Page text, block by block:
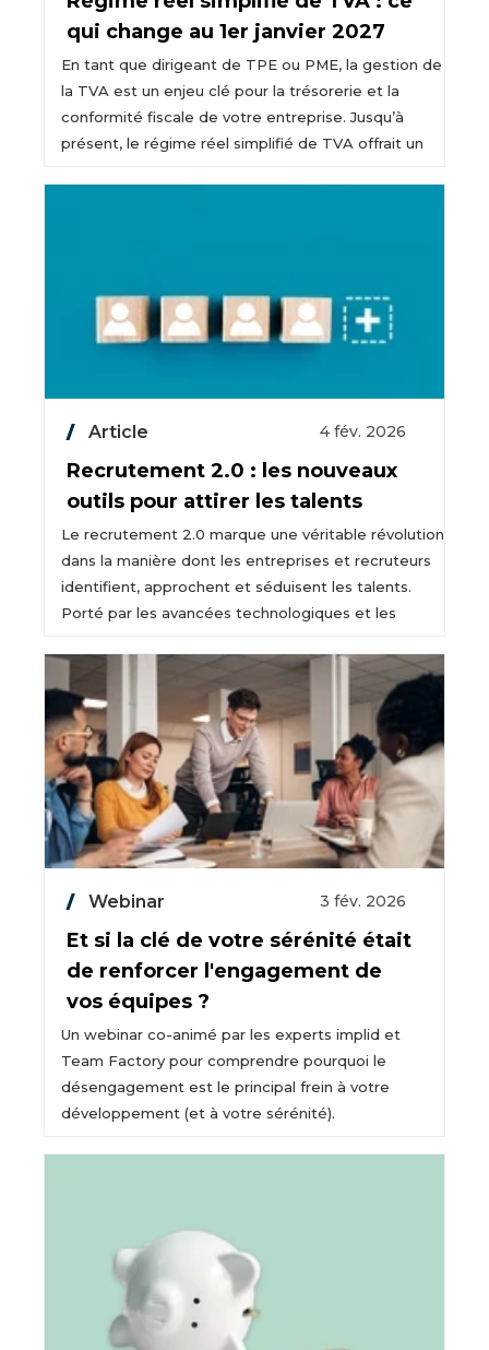
qui change au 1er janvier 2027
En tant que dirigeant de TPE ou PME, la gestion de
la TVA est un enjeu clé pour la trésorerie et la
conformité fiscale de votre entreprise. Jusqu’à
présent, le régime réel simplifié de TVA offrait un
Article 4 fév. 2026
Recrutement 2.0 : les nouveaux
outils pour attirer les talents
Le recrutement 2.0 marque une véritable révolution
dans la manière dont les entreprises et recruteurs
identifient, approchent et séduisent les talents.
Porté par les avancées technologiques et les
Webinar 3 fév. 2026
Et si la clé de votre sérénité était
de renforcer l'engagement de
vos équipes ?
Un webinar co-animé par les experts implid et
Team Factory pour comprendre pourquoi le
désengagement est le principal frein à votre
développement (et à votre sérénité).